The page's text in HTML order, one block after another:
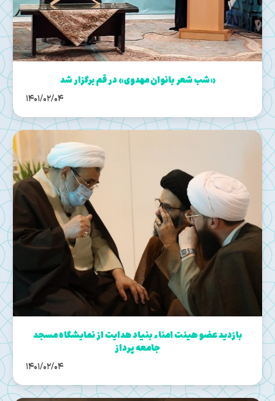
«شب شعر بانوان مهدوی» در قم برگزار شد
1401/02/04
بازدید عضو هیئت امناء بنیاد هدایت از نمایشگاه مسجد
جامعه پرداز
1401/02/04